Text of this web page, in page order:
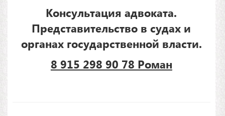
Консультация адвоката.
Представительство в судах и
органах государственной власти.
8 915 298 90 78 Роман